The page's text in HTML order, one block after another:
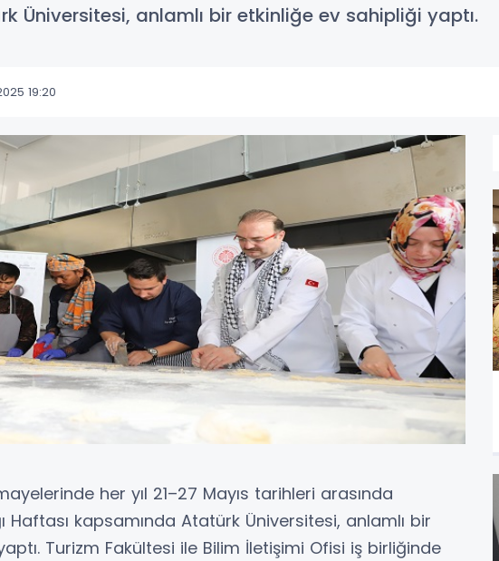
Üniversitesi, anlamlı bir etkinliğe ev sahipliği yaptı.
19:20
her yıl 21–27 Mayıs tarihleri arasında
Haftası kapsamında Atatürk Üniversitesi, anlamlı bir
Turizm Fakültesi ile Bilim İletişimi Ofisi iş birliğinde